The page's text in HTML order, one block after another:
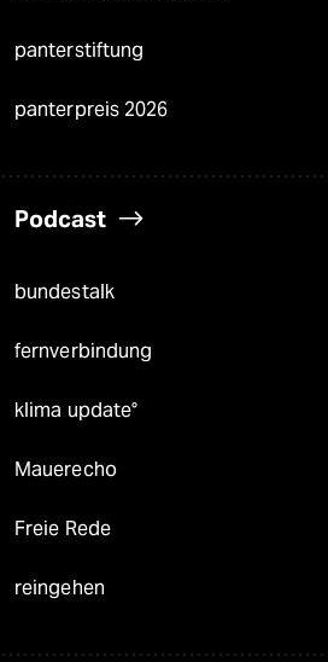
panterstiftung
panterpreis 2026
Podcast
bundestalk
fernverbindung
klima update°
Mauerecho
Freie Rede
reingehen